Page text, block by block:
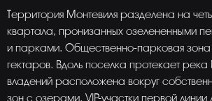
Территория Монтевиля разделена на
квартала, пронизанных озелененными
и парками. Общественно-парковая
гектаров. Вдоль поселка протекает река
владений расположена вокруг
зон с озерами. VIP-участки первой